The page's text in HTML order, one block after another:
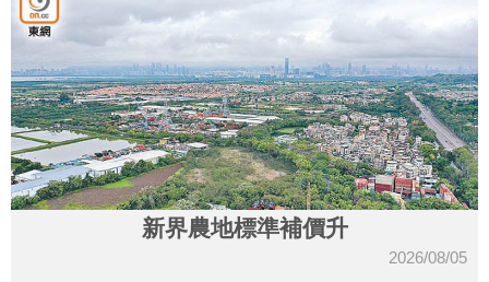
新界農地標準補價升
2026/08/05